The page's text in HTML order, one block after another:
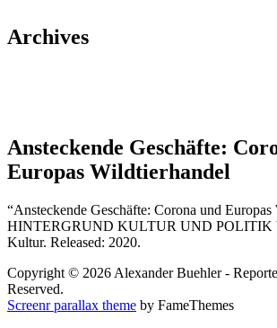
Archives
Ansteckende Geschäfte:
Europas Wildtierhandel
“Ansteckende Geschäfte: Corona und
HINTERGRUND KULTUR UND POLITIK
Kultur. Released: 2020.
Copyright © 2026 Alexander Buehler -
Reserved.
Screenr parallax theme by FameThemes